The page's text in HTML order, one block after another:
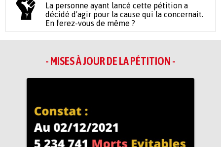
La personne ayant lancé cette pétition a
décidé d'agir pour la cause qui la concernait.
En ferez-vous de même ?
- MISES À JOUR DE LA PÉTITION -